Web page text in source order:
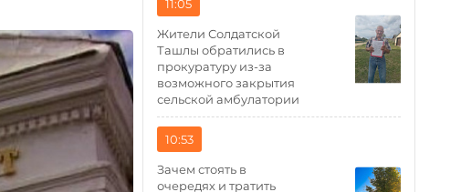
11:05
Жители Солдатской
Ташлы обратились в
прокуратуру из-за
возможного закрытия
сельской амбулатории
10:53
Зачем стоять в
очередях и тратить